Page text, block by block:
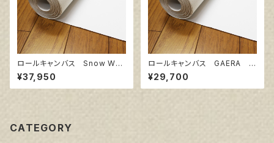
ロールキャンバス Snow Whit
e SPC 206㎝巾×5m巻
¥37,950
ロールキャンバス GAERA F
145㎝巾×5m巻
¥29,700
CATEGORY